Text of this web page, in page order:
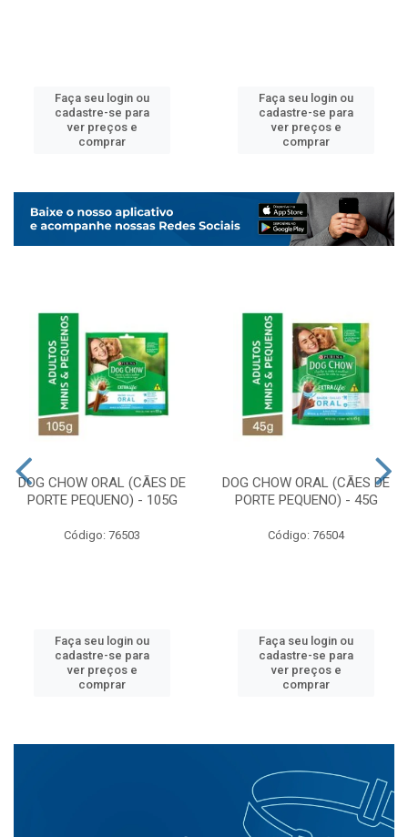
Faça seu login ou
cadastre-se para
ver preços e
comprar
Faça seu login ou
cadastre-se para
ver preços e
comprar
DOG CHOW ORAL (CÃES DE
PORTE PEQUENO) - 105G
Código: 76503
Faça seu login ou
cadastre-se para
ver preços e
comprar
DOG CHOW ORAL (CÃES DE
PORTE PEQUENO) - 45G
Código: 76504
Faça seu login ou
cadastre-se para
ver preços e
comprar